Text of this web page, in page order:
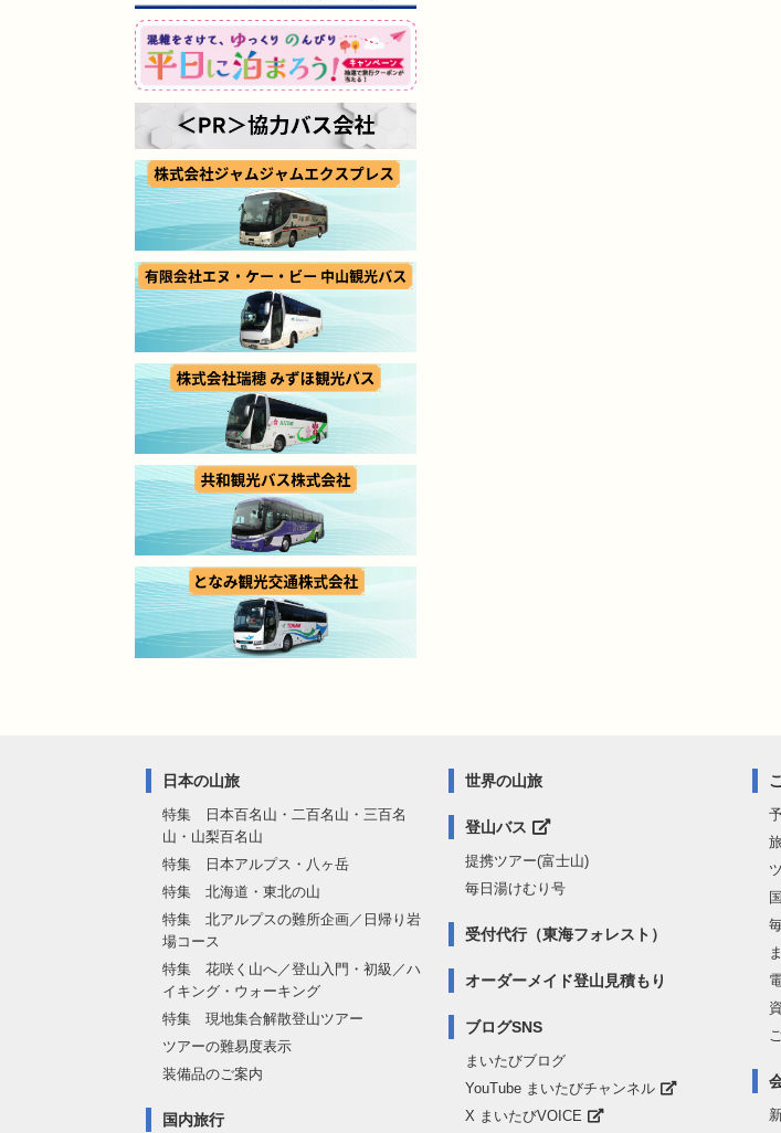
日本の山旅
特集 日本百名山・二百名山・三百名
山・山梨百名山
特集 日本アルプス・八ヶ岳
特集 北海道・東北の山
特集 北アルプスの難所企画／日帰り岩
場コース
特集 花咲く山へ／登山入門・初級／ハ
イキング・ウォーキング
特集 現地集合解散登山ツアー
ツアーの難易度表示
装備品のご案内
国内旅行
世界の山旅
登山バス
提携ツアー(富士山)
毎日湯けむり号
受付代行（東海フォレスト）
オーダーメイド登山見積もり
ブログSNS
まいたびブログ
YouTube まいたびチャンネル
X まいたびVOICE